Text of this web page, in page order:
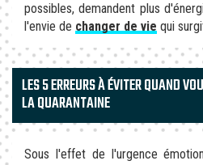
possibles, demandent plus
l'envie de changer de vie qui
LES 5 ERREURS À ÉVITER QUAND
LA QUARANTAINE
Sous l'effet de l'urgence